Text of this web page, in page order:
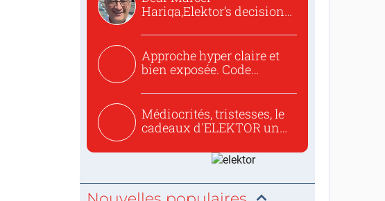
Hariga,Elektor’s decision
Approche hyper claire et
bien exposée. Code
Médiocrités, tristesses, le
cadeaux d'ELEKTOR un